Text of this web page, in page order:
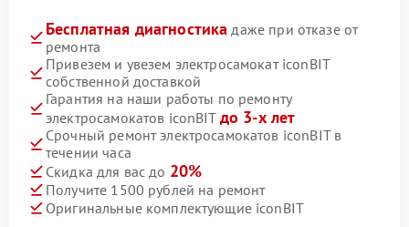
Бесплатная диагностика даже при отказе от
ремонта
Привезем и увезем электросамокат iconBIT
собственной доставкой
Гарантия на наши работы по ремонту
электросамокатов iconBIT до 3-х лет
Срочный ремонт электросамокатов iconBIT в
течении часа
Скидка для вас до 20%
Получите 1500 рублей на ремонт
Оригинальные комплектующие iconBIT